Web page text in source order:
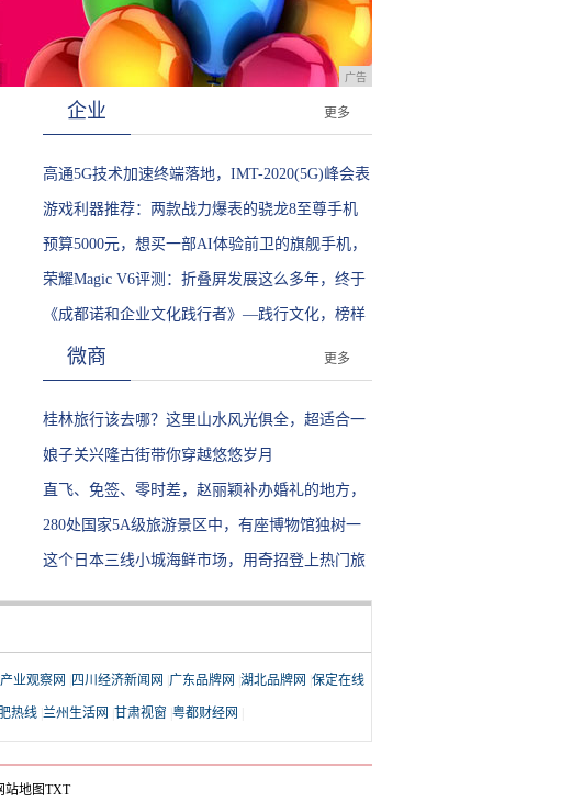
广告
企业 更多
高通5G技术加速终端落地，IMT-2020(5G)峰会表
彰高通优秀工程师
游戏利器推荐：两款战力爆表的骁龙8至尊手机
预算5000元，想买一部AI体验前卫的旗舰手机，
有的选吗？
荣耀Magic V6评测：折叠屏发展这么多年，终于
可以放心买了？
《成都诺和企业文化践行者》—践行文化，榜样
力量微商 更多
桂林旅行该去哪？这里山水风光俱全，超适合一
个人独自旅行
娘子关兴隆古街带你穿越悠悠岁月
直飞、免签、零时差，赵丽颖补办婚礼的地方，
竟然如此有魅力
280处国家5A级旅游景区中，有座博物馆独树一
帜，其中故事不简单
这个日本三线小城海鲜市场，用奇招登上热门旅
业观察网 四川经济新闻网 广东品牌网 湖北品牌网 保定在线
热线 兰州生活网 甘肃视窗 粤都财经网
站地图TXT